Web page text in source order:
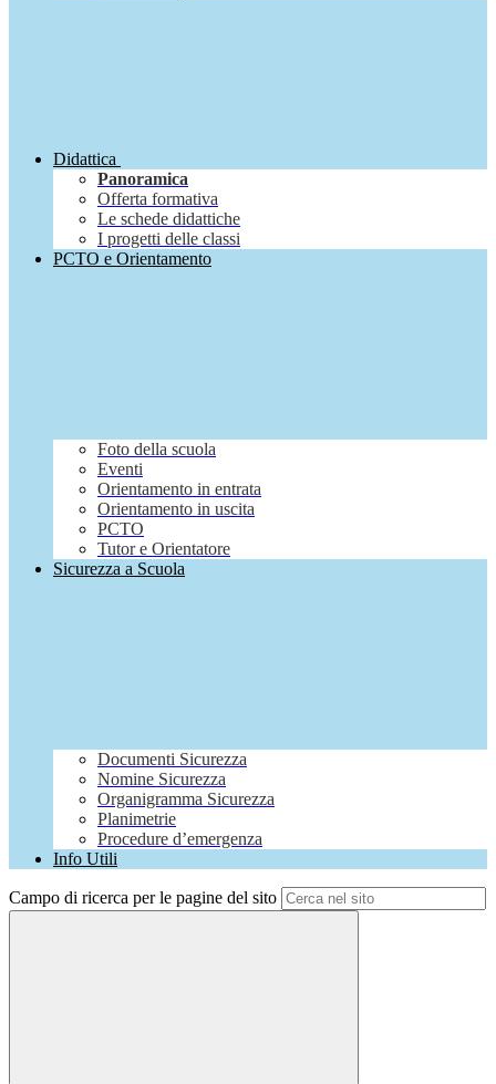
Didattica
Panoramica
Offerta formativa
Le schede didattiche
I progetti delle classi
PCTO e Orientamento
Foto della scuola
Eventi
Orientamento in entrata
Orientamento in uscita
PCTO
Tutor e Orientatore
Sicurezza a Scuola
Documenti Sicurezza
Nomine Sicurezza
Organigramma Sicurezza
Planimetrie
Procedure d’emergenza
Info Utili
Campo di ricerca per le pagine del sito